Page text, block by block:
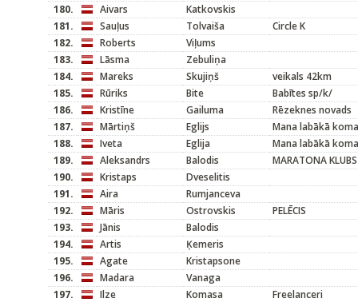
180.
Aivars
Katkovskis
181.
Sauļus Tolvaiša
Circle K
182.
Roberts
Viļums
183.
Lāsma
Zebuliņa
184.
Mareks Skujiņš
veikals 42km
185.
Rūriks Bite
Babītes sp/k/
186.
Kristīne Gailuma
Rēzeknes novads
187.
Mārtiņš Eglijs
Mana labākā
188.
Iveta Eglija
Mana labākā
189.
Aleksandrs Balodis
MARATONA KLUBS
190.
Kristaps
Dveselitis
191.
Aira
Rumjanceva
192.
Māris Ostrovskis
PELĒCIS
193.
Jānis
Balodis
194.
Artis
Ķemeris
195.
Agate
Kristapsone
196.
Madara
Vanaga
197.
Ilze Komasa
Freelanceri